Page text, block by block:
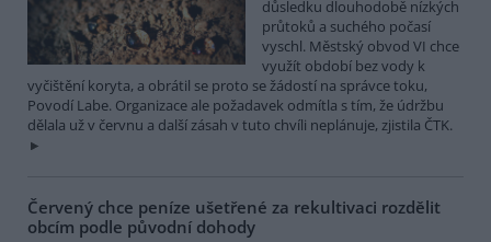
důsledku dlouhodobě nízkých
průtoků a suchého počasí
vyschl. Městský obvod VI chce
využít období bez vody k
vyčištění koryta, a obrátil se proto se žádostí na správce toku,
Povodí Labe. Organizace ale požadavek odmítla s tím, že údržbu
dělala už v červnu a další zásah v tuto chvíli neplánuje, zjistila ČTK.
Červený chce peníze ušetřené za rekultivaci rozdělit
obcím podle původní dohody